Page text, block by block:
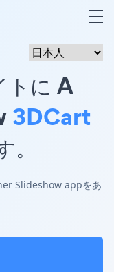
トに A
3DCart
Slideshow appをあ